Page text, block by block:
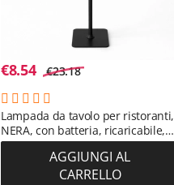
€8.54 €23.18
Lampada da tavolo per ristoranti,
NERA, con batteria, ricaricabile,
3600 mAh
AGGIUNGI AL
CARRELLO